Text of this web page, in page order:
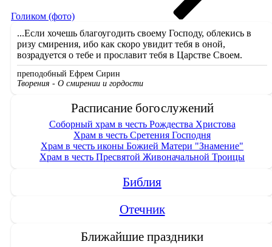
Голиком (фото)
...Если хочешь благоугодить своему Господу, облекись в
ризу смирения, ибо как скоро увидит тебя в оной,
возрадуется о тебе и прославит тебя в Царстве Своем.
преподобный Ефрем Сирин
Творения - О смирении и гордости
Расписание богослужений
Соборный храм в честь Рождества Христова
Храм в честь Сретения Господня
Храм в честь иконы Божией Матери "Знамение"
Храм в честь Пресвятой Живоначальной Троицы
Библия
Отечник
Ближайшие праздники